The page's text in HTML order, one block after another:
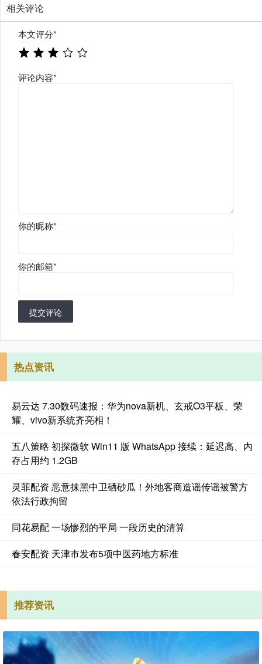
相关评论
本文评分*
评论内容*
你的昵称*
你的邮箱*
提交评论
热点资讯
易云达 7.30数码速报：华为nova新机、玄戒O3平板、荣
耀、vivo新系统齐亮相！
五八策略 初探微软 Win11 版 WhatsApp 接续：延迟高、内
存占用约 1.2GB
灵菲配资 恶意抹黑中卫硒砂瓜！外地客商造谣传谣被警方
依法行政拘留
同花易配 一场惨烈的平局 一段历史的清算
春安配资 天津市发布5项中医药地方标准
推荐资讯